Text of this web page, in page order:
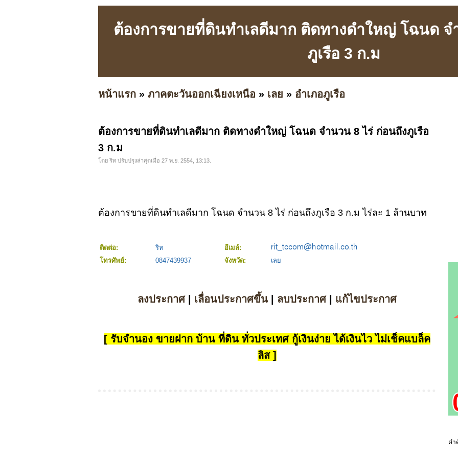
ต้องการขายที่ดินทำเลดีมาก ติดทางดำใหญ่ โฉนด จ
ภูเรือ 3 ก.ม
หน้าแรก » ภาคตะวันออกเฉียงเหนือ » เลย » อำเภอภูเรือ
ต้องการขายที่ดินทำเลดีมาก ติดทางดำใหญ่ โฉนด จำนวน 8 ไร่ ก่อนถึงภูเรือ
3 ก.ม
โดย ริท ปรับปรุงล่าสุดเมื่อ 27 พ.ย. 2554, 13:13.
ต้องการขายที่ดินทำเลดีมาก โฉนด จำนวน 8 ไร่ ก่อนถึงภูเรือ 3 ก.ม ไร่ละ 1 ล้านบาท
ติดต่อ: ริท
อีเมล์:
โทรศัพย์:
0847439937 จังหวัด: เลย
ลงประกาศ| เลื่อนประกาศขึ้น| ลบประกาศ| แก้ไขประกาศ
[ รับจำนอง ขายฝาก บ้าน ที่ดิน ทั่วประเทศ กู้เงินง่าย ได้เงินไว ไม่เช็คแบล็ค
ลิส ]
คำ